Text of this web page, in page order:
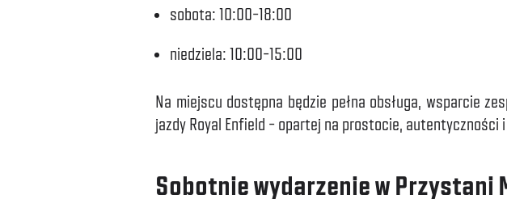
sobota: 10:00–18:00
niedziela: 10:00–15:00
Na miejscu dostępna będzie pełna obsługa, wsparcie
jazdy Royal Enfield – opartej na prostocie, autentyczności
Sobotnie wydarzenie w Przystani